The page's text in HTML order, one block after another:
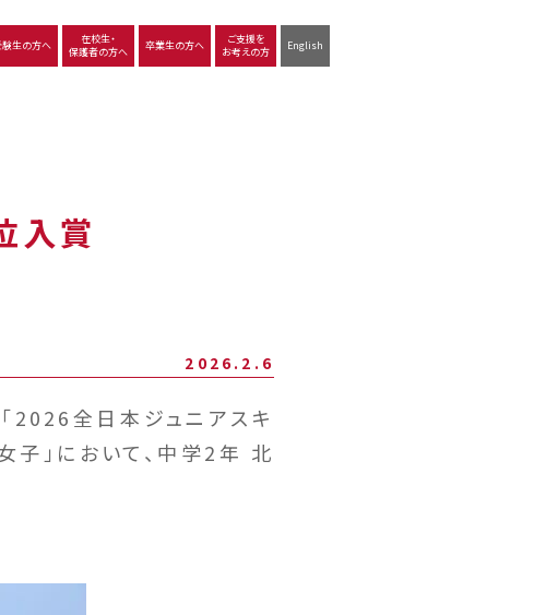
験生の方へ
在校生・
保護者の方へ
卒業生の方へ
ご支援を
お考えの方
English
入賞
2026.2.6
2026全日本ジュニアスキ
子」において、中学2年 北